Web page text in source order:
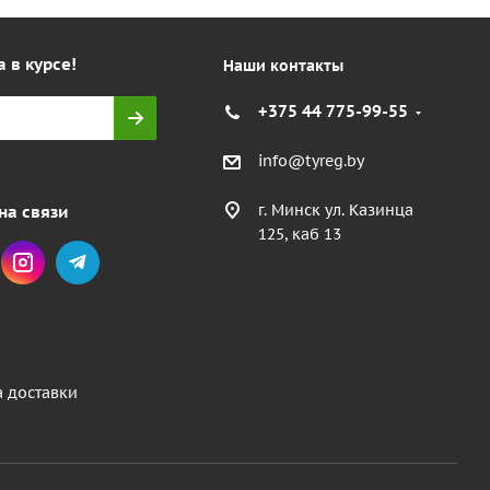
в курсе!
связи
доставки
Наши контакты
+375 44 775-99-55
info@tyreg.by
г. Минск ул. Казинца
125, каб 13